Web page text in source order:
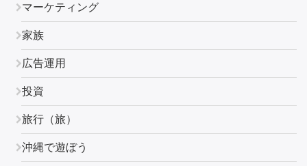
マーケティング
家族
広告運用
投資
旅行（旅）
沖縄で遊ぼう